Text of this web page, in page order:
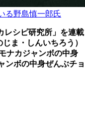
る野島慎一郎氏
レシピ研究所」を連載
じま・しんいちろう）
ナカジャンボの中身
ンボの中身ぜんぶチョ